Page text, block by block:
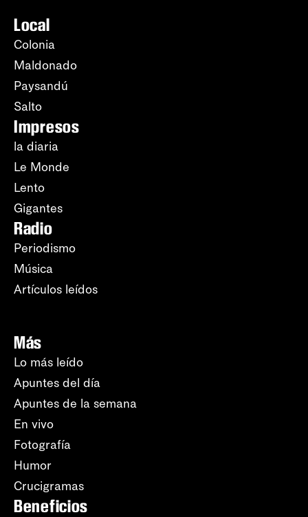
Local
Colonia
Maldonado
Paysandú
Salto
Impresos
la diaria
Le Monde
Lento
Gigantes
Radio
Periodismo
Música
Artículos leídos
Más
Lo más leído
Apuntes del día
Apuntes de la semana
En vivo
Fotografía
Humor
Crucigramas
Beneficios